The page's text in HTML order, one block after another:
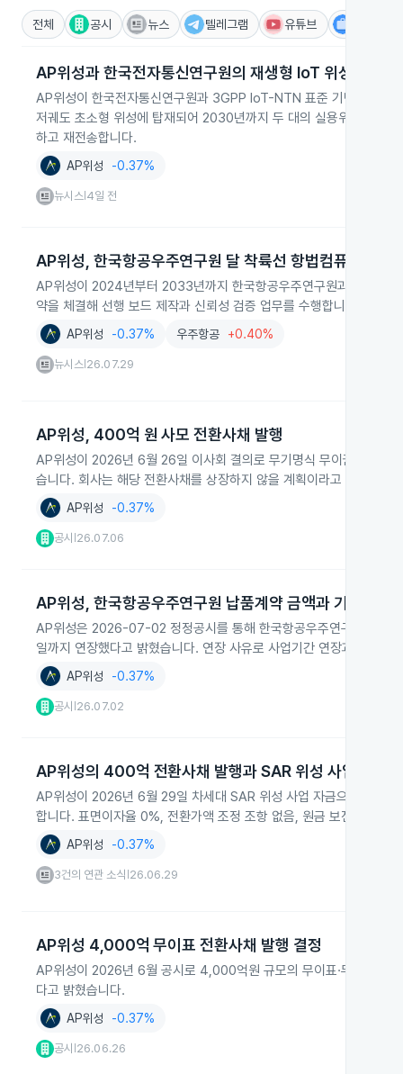
전체 공시 뉴스 텔레그램 유튜브
AP위성과 한국전자통신연구원의 재생형 IoT 위성통신탑
AP위성이 한국전자통신연구원과 3GPP IoT-NTN 표준 기반 재생형
저궤도 초소형 위성에 탑재되어 2030년까지 두 대의 실용위성을 발
하고 재전송합니다.
AP위성 -0.37%
뉴시스 4일 전
AP위성, 한국항공우주연구원 달 착륙선 항법컴퓨터 모듈
AP위성이 2024년부터 2033년까지 한국항공우주연구원과 달 착륙
약을 체결해 선행 보드 제작과 신뢰성 검증 업무를 수행합니다.
AP위성 -0.37% 우주항공 +0.40%
뉴시스 26.07.29
AP위성, 400억 원 사모 전환사채 발행
AP위성이 2026년 6월 26일 이사회 결의로 무기명식 무이권부 무
습니다. 회사는 해당 전환사채를 상장하지 않을 계획이라고 밝혔습니
AP위성 -0.37%
공시 26.07.06
AP위성, 한국항공우주연구원 납품계약 금액과 기간 변경
AP위성은 2026-07-02 정정공시를 통해 한국항공우주연구원과 체
일까지 연장했다고 밝혔습니다. 연장 사유로 사업기간 연장과 발주
AP위성 -0.37%
공시 26.07.02
AP위성의 400억 전환사채 발행과 SAR 위성 사업
AP위성이 2026년 6월 29일 차세대 SAR 위성 사업 자금으로 400
합니다. 표면이자율 0%, 전환가액 조정 조항 없음, 원금 보전 풋옵션
AP위성 -0.37%
3건의 연관 소식 26.06.29
AP위성 4,000억 무이표 전환사채 발행 결정
AP위성이 2026년 6월 공시로 4,000억원 규모의 무이표·무보증 사
다고 밝혔습니다.
AP위성 -0.37%
공시 26.06.26